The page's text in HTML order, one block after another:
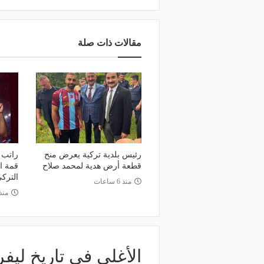
مقالات ذات صلة
رئيس بلدية تركية يعرض منح
قطعة أرض هدية لمحمد صلاح
منذ 6 ساعات
قمة
منذ 19